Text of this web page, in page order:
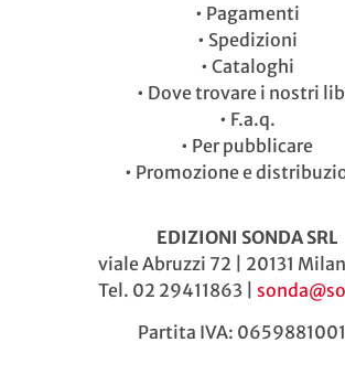
• Pagamenti
• Spedizioni
• Cataloghi
• Dove trovare i nostri
• F.a.q.
• Per pubblicare
• Promozione e
EDIZIONI SONDA SRL
viale Abruzzi 72 | 20131
Tel. 02 29411863 |
Partita IVA: